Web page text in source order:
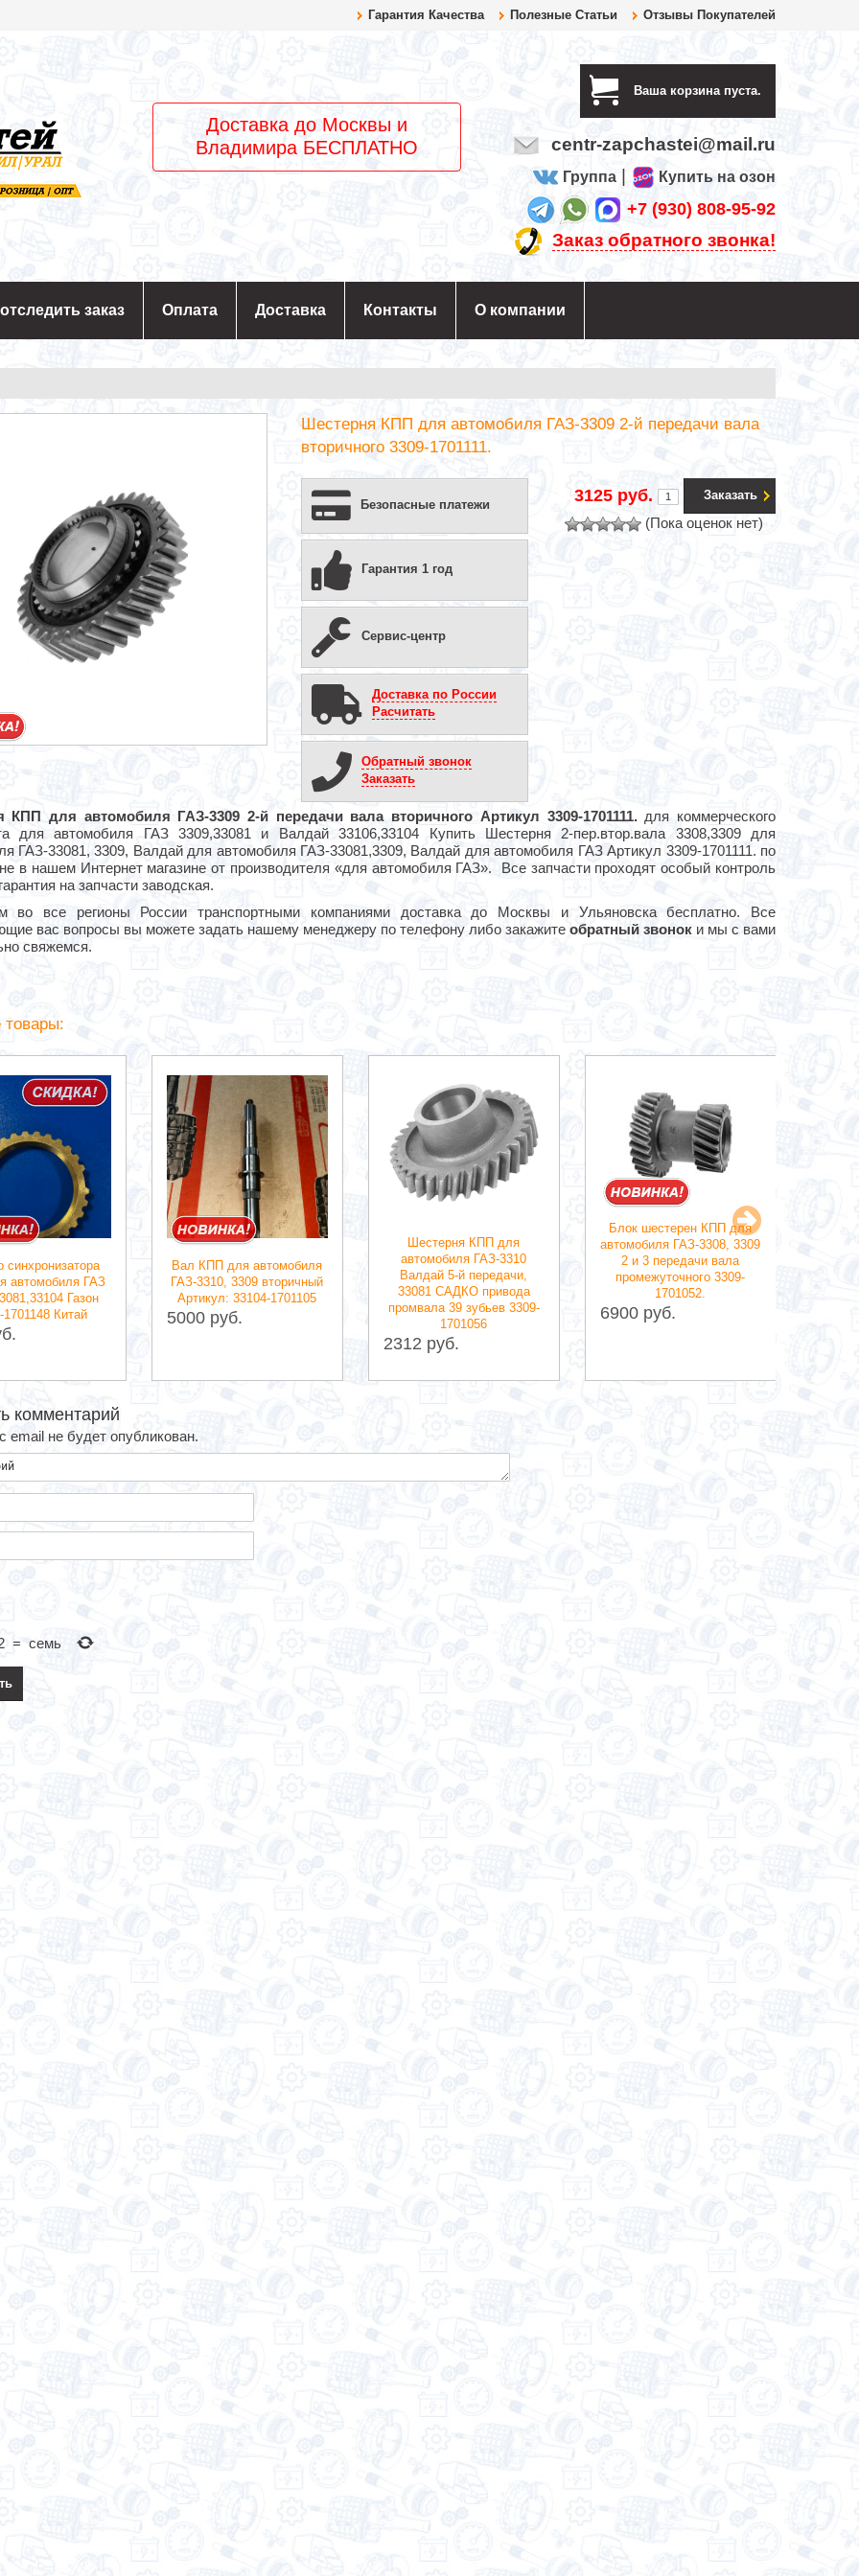
Гарантия Качества Полезные Статьи Отзывы Покупателей
Доставка до Москвы и
Владимира БЕСПЛАТНО
Ваша корзина пуста.
centr-zapchastei@mail.ru
Группа Купить на озон
+7 (930) 808-95-92
Заказ обратного звонка!
заказ Оплата Доставка Контакты О компании
Шестерня КПП для автомобиля ГАЗ-3309 2-й передачи вала
вторичного 3309-1701111.
3125 руб. Заказать
(Пока оценок нет)
Безопасные платежи
Гарантия 1 год
Сервис-центр
Доставка по России
Расчитать
Обратный звонок
Заказать
КПП для автомобиля ГАЗ-3309 2-й передачи вала вторичного Артикул 3309-1701111. для коммерческого
для автомобиля ГАЗ 3309,33081 и Валдай 33106,33104 Купить Шестерня 2-пер.втор.вала 3308,3309 для
ГАЗ-33081, 3309, Валдай для автомобиля ГАЗ-33081,3309, Валдай для автомобиля ГАЗ Артикул 3309-1701111. по
в нашем Интернет магазине от производителя «для автомобиля ГАЗ». Все запчасти проходят особый контроль
на запчасти заводская.
во все регионы России транспортными компаниями доставка до Москвы и Ульяновска бесплатно. Все
вас вопросы вы можете задать нашему менеджеру по телефону либо закажите обратный звоноки мы с вами
свяжемся.
синхронизатора
автомобиля ГАЗ
Газон
1701148 Китай
Вал КПП для автомобиля
ГАЗ-3310, 3309 вторичный
Артикул: 33104-1701105
5000 руб.
Шестерня КПП для
автомобиля ГАЗ-3310
Валдай 5-й передачи,
33081 САДКО привода
промвала 39 зубьев 3309-
1701056
2312 руб.
Блок шестерен КПП для
автомобиля ГАЗ-3308, 3309
2 и 3 передачи вала
промежуточного 3309-
1701052.
6900 руб.
комментарий
email не будет опубликован.
= семь